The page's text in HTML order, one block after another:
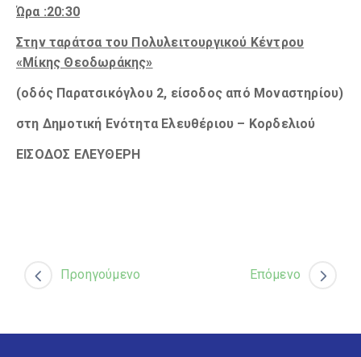
Ώρα :20:30
Στην ταράτσα του Πολυλειτουργικού Κέντρου
«Μίκης Θεοδωράκης»
(οδός Παρατσικόγλου 2, είσοδος από Μοναστηρίου)
στη Δημοτική Ενότητα Ελευθέριου – Κορδελιού
ΕΙΣΟΔΟΣ ΕΛΕΥΘΕΡΗ
Προηγούμενο Επόμενο